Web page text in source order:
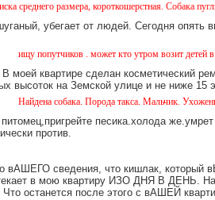
короткошерстная. Собака пугливая, не
убегает от людей. Сегодня опять
ищу попутчиков . может кто утром возит детей в
квартире сделан косметический
высоток на Земской улице и не ниже 15
Найдена собака. Порода такса. Мальчик. Ухоженная
песика.холода
против.
вАШЕГО сведения, что кишлак, который
в мою квартиру ИЗО ДНЯ В ДЕНЬ. На
после этого с вАШЕЙ